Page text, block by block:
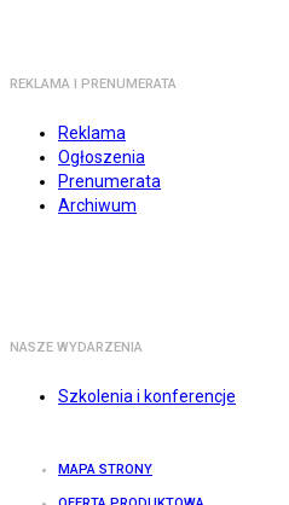
REKLAMA I PRENUMERATA
Reklama
Ogłoszenia
Prenumerata
Archiwum
NASZE WYDARZENIA
Szkolenia i konferencje
MAPA STRONY